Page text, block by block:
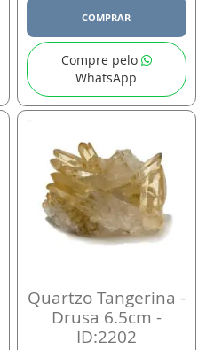
COMPRAR
Compre pelo
WhatsApp
Quartzo Tangerina -
Drusa 6.5cm -
ID:2202